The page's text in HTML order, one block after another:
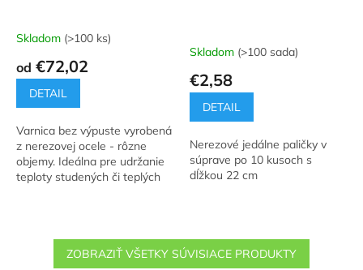
Priemerné
produktu
5,0
5
hviezdičiek.
Skladom (>100 ks)
od €72,02
DETAIL
Varnica bez výpuste vyrobená
z nerezovej ocele - rôzne
objemy. Ideálna pre udržanie
teploty studených či teplých
Skladom (>100 sada)
€2,58
DETAIL
Nerezové jedálne paličky v
súprave po 10 kusoch s
dĺžkou 22 cm
ZOBRAZIŤ VŠETKY SÚVISIACE PRODUKTY